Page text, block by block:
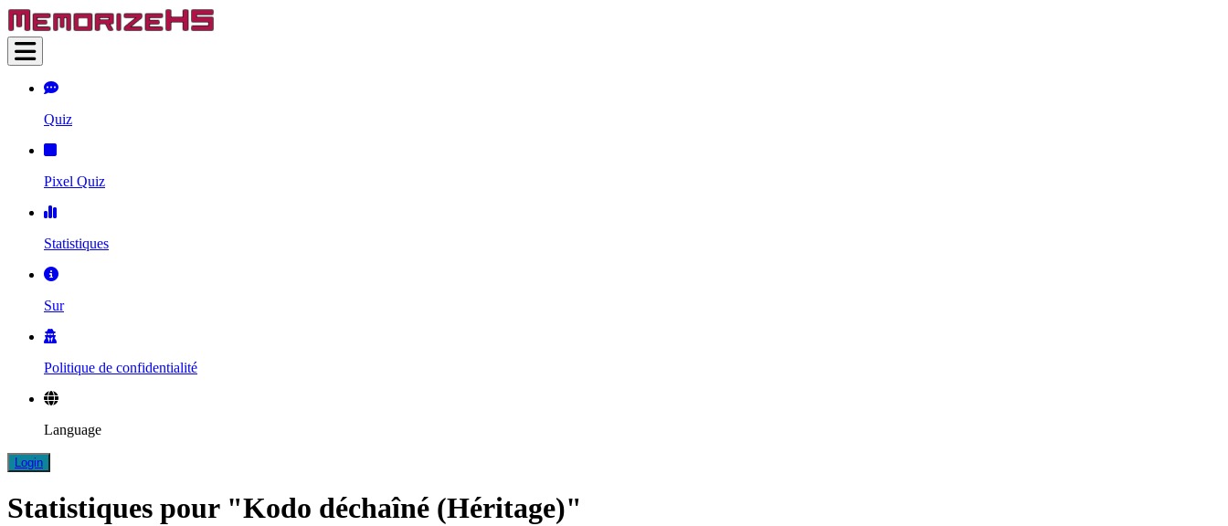
Quiz
Pixel Quiz
Statistiques
Sur
Politique de confidentialité
Language
Login
Statistiques pour "Kodo déchaîné (Héritage)"